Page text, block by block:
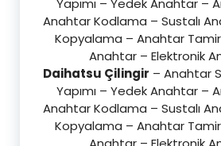
Yapımı – Yedek Anahtar –
Anahtar Kodlama – Sustalı
Kopyalama – Anahtar
Anahtar – Elektronik
Daihatsu Çilingir – Anahtar
Yapımı – Yedek Anahtar –
Anahtar Kodlama – Sustalı
Kopyalama – Anahtar